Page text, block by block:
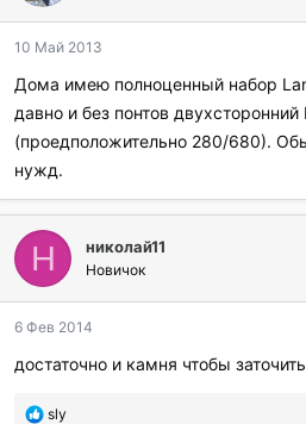
о
а
и
л
и
10 Май 2013
Дома имею полноценный набор
давно и без понтов
(проедположительно 280/680).
нужд.
Н николай11
Новичок
6 Фев 2014
достаточно и камня чтобы
П
sly